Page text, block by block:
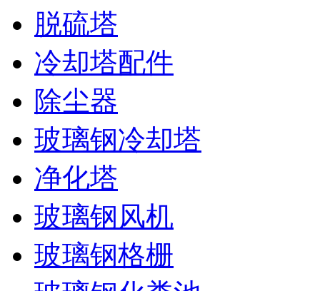
脱硫塔
冷却塔配件
除尘器
玻璃钢冷却塔
净化塔
玻璃钢风机
玻璃钢格栅